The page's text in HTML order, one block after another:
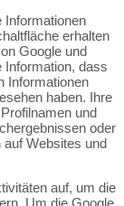
Informationen
erhalten
Google und
Information, dass
Informationen
haben. Ihre
und
oder
auf Websites und
auf, um die
Um die Google